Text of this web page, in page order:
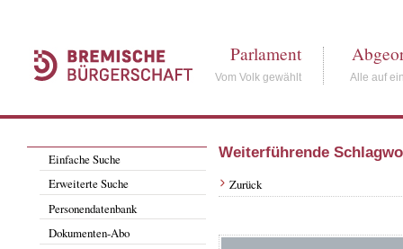
Parlament
Vom Volk gewählt Alle auf
Einfache Suche
Erweiterte Suche
Personendatenbank
Dokumenten-Abo
Weiterführende
Zurück